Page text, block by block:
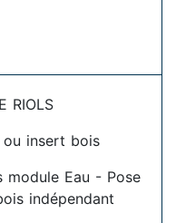
RIOLS
ou insert bois
module Eau - Pose
indépendant